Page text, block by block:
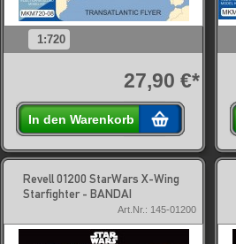
1:720
27,90 €*
In den Warenkorb
Revell 01200 StarWars X-Wing
Starfighter - BANDAI
Art.Nr.: 145-01200